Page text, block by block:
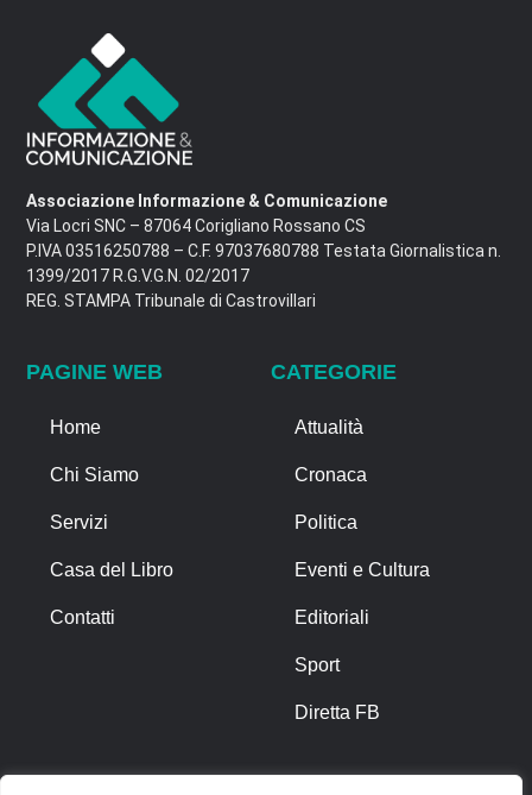
Associazione Informazione & Comunicazione
Via Locri SNC – 87064 Corigliano Rossano CS
P.IVA 03516250788 – C.F. 97037680788 Testata Giornalistica n.
1399/2017 R.G.V.G.N. 02/2017
REG. STAMPA Tribunale di Castrovillari
PAGINE WEB
Home
Chi Siamo
Servizi
Casa del Libro
Contatti
CATEGORIE
Attualità
Cronaca
Politica
Eventi e Cultura
Editoriali
Sport
Diretta FB